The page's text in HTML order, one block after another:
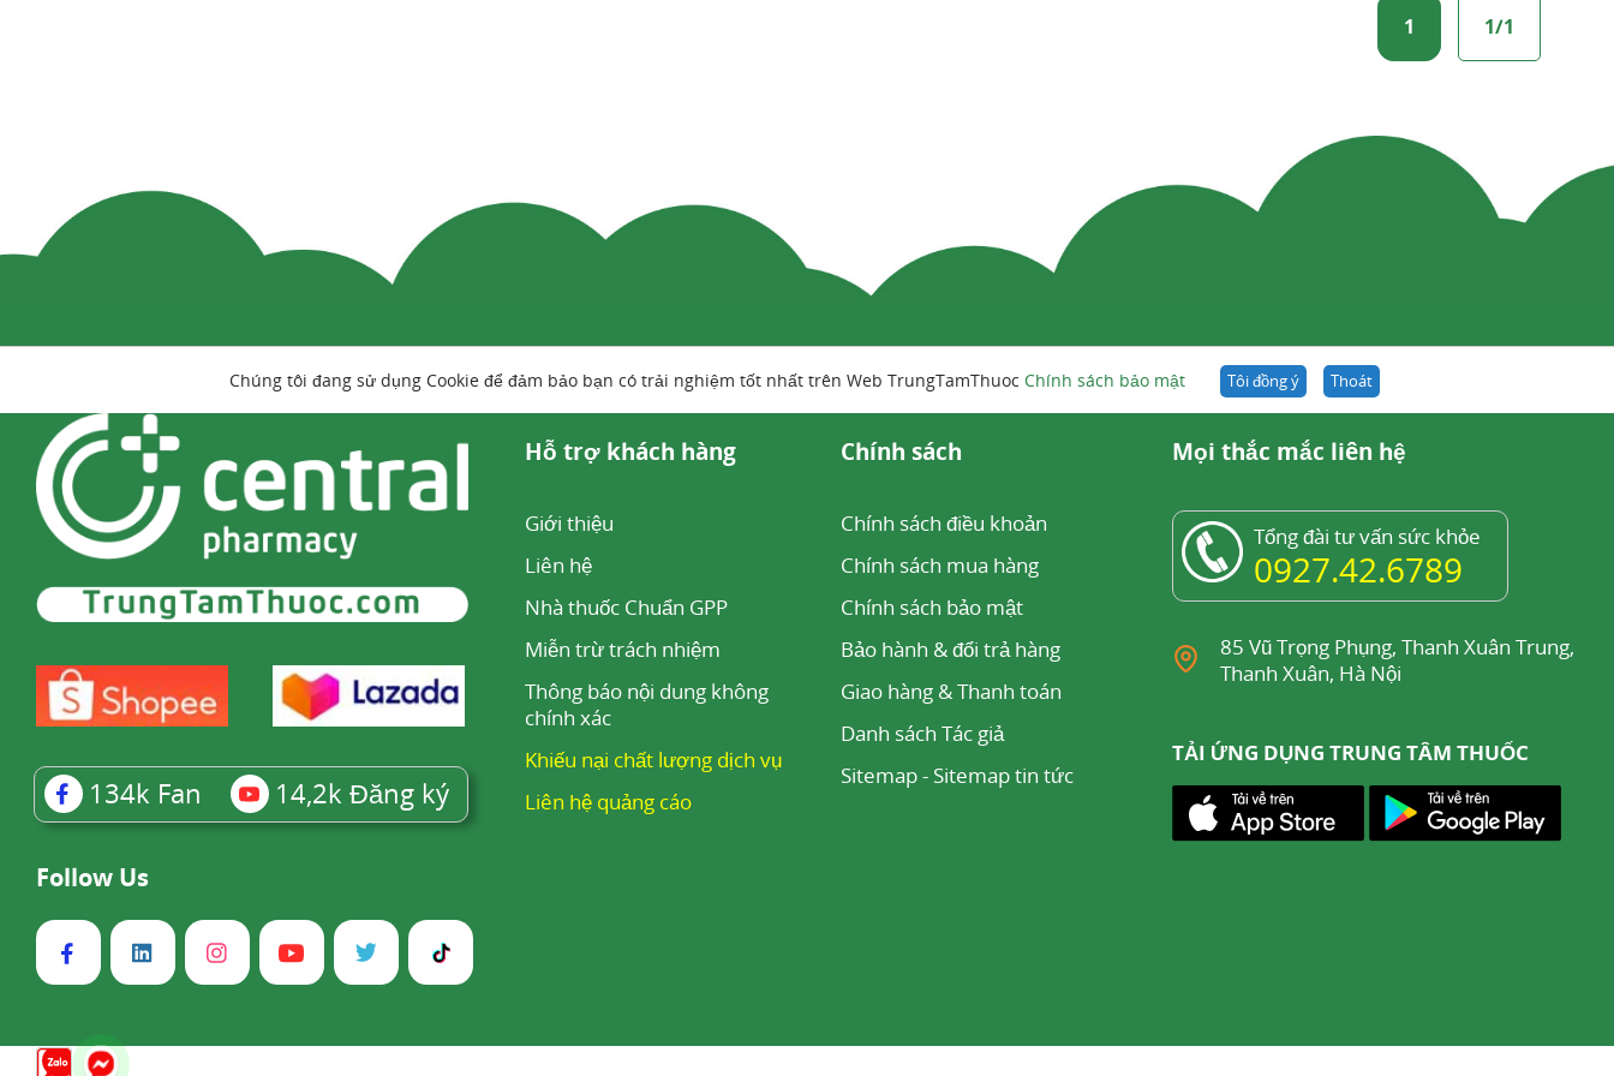
1 1/1
Chúng tôi đang sử dụng Cookie để đảm bảo bạn có trải nghiệm tốt nhất trên Web TrungTamThuoc Chính sách bảo mật Tôi đồng ý Thoát
134k Fan 14,2k Đăng ký
Follow Us
Hỗ trợ khách hàng
Giới thiệu
Liên hệ
Nhà thuốc Chuẩn GPP
Miễn trừ trách nhiệm
Thông báo nội dung không
chính xác
Khiếu nại chất lượng dịch vụ
Liên hệ quảng cáo
Chính sách
Chính sách điều khoản
Chính sách mua hàng
Chính sách bảo mật
Bảo hành & đổi trả hàng
Giao hàng & Thanh toán
Danh sách Tác giả
Sitemap- Sitemap tin tức
Mọi thắc mắc liên hệ
Tổng đài tư vấn sức khỏe
0927.42.6789
85 Vũ Trọng Phụng, Thanh Xuân Trung,
Thanh Xuân, Hà Nội
TẢI ỨNG DỤNG TRUNG TÂM THUỐC